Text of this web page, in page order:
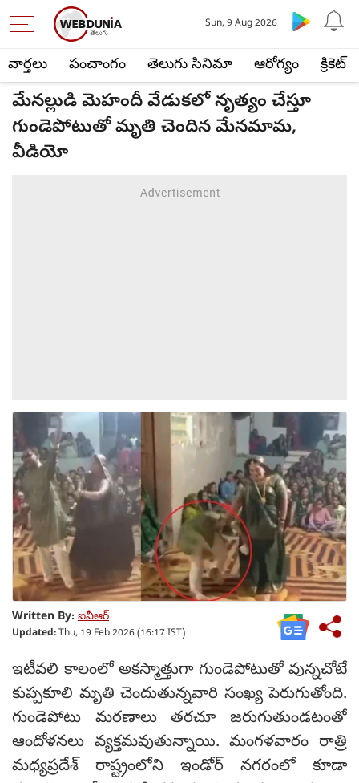
వార్తలు పంచాంగం తెలుగు సినిమా ఆరోగ్యం క్రికెట్
Sun, 9 Aug 2026
మేనల్లుడి మెహందీ వేడుకలో నృత్యం చేస్తూ
గుండెపోటుతో మృతి చెందిన మేనమామ,
వీడియో
Written By: ఐవీఆర్
Updated:Thu, 19 Feb 2026 (16:17 IST)
ఇటీవలి కాలంలో అకస్మాత్తుగా గుండెపోటుతో వున్నచోటే
కుప్పకూలి మృతి చెందుతున్నవారి సంఖ్య పెరుగుతోంది.
గుండెపోటు మరణాలు తరచూ జరుగుతుండటంతో
ఆందోళనలు వ్యక్తమవుతున్నాయి. మంగళవారం రాత్రి
మధ్యప్రదేశ్ రాష్ట్రంలోని ఇండోర్ నగరంలో కూడా